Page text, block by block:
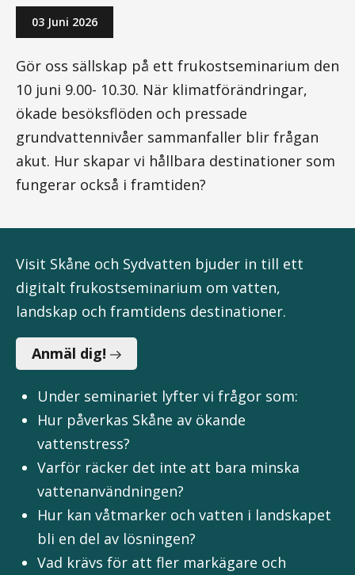
03 Juni 2026
Gör oss sällskap på ett frukostseminarium den
10 juni 9.00- 10.30. När klimatförändringar,
ökade besöksflöden och pressade
grundvattennivåer sammanfaller blir frågan
akut. Hur skapar vi hållbara destinationer som
fungerar också i framtiden?
Visit Skåne och Sydvatten bjuder in till ett
digitalt frukostseminarium om vatten,
landskap och framtidens destinationer.
Anmäl dig!
Under seminariet lyfter vi frågor som:
Hur påverkas Skåne av ökande
vattenstress?
Varför räcker det inte att bara minska
vattenanvändningen?
Hur kan våtmarker och vatten i landskapet
bli en del av lösningen?
Vad krävs för att fler markägare och